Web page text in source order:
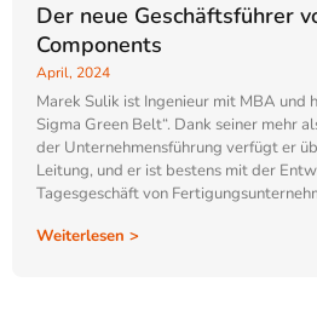
Der neue Geschäftsführer
Components
April, 2024
Marek Sulik ist Ingenieur mit MBA und
Sigma Green Belt“. Dank seiner mehr
der Unternehmensführung verfügt er
Leitung, und er ist bestens mit der
Tagesgeschäft von
Weiterlesen >